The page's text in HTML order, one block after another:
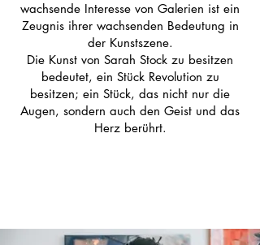
wachsende Interesse von Galerien ist ein
Zeugnis ihrer wachsenden Bedeutung in
der Kunstszene.
Die Kunst von Sarah Stock zu besitzen
bedeutet, ein Stück Revolution zu
besitzen; ein Stück, das nicht nur die
Augen, sondern auch den Geist und das
Herz berührt.